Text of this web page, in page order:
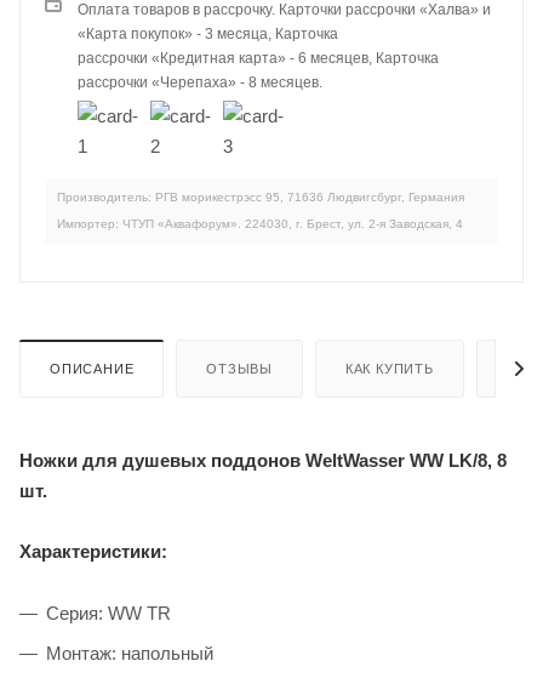
Оплата товаров в рассрочку. Карточки рассрочки «Халва» и
«Карта покупок» - 3 месяца, Карточка
рассрочки «Кредитная карта» - 6 месяцев, Карточка
рассрочки «Черепаха» - 8 месяцев.
Производитель: РГВ морикестрэсс 95, 71636 Людвигсбург, Германия
Импортер: ЧТУП «Аквафорум». 224030, г. Брест, ул. 2-я Заводская, 4
ОПИСАНИЕ ОТЗЫВЫ КАК КУПИТЬ
Ножки для душевых поддонов WeltWasser WW LK/8, 8
шт.
Характеристики:
Серия: WW TR
Монтаж: напольный